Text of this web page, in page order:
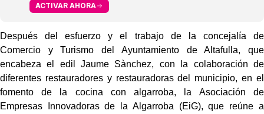
ACTIVAR AHORA
Después del esfuerzo y el trabajo de la concejalía de
Comercio y Turismo del Ayuntamiento de Altafulla, que
encabeza el edil Jaume Sànchez, con la colaboración de
diferentes restauradores y restauradoras del municipio, en el
fomento de la cocina con algarroba, la Asociación de
Empresas Innovadoras de la Algarroba (EiG), que reúne a